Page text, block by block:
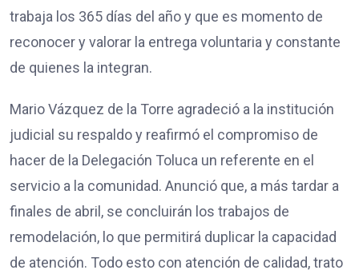
trabaja los 365 días del año y que es momento de
reconocer y valorar la entrega voluntaria y constante
de quienes la integran.
Mario Vázquez de la Torre agradeció a la institución
judicial su respaldo y reafirmó el compromiso de
hacer de la Delegación Toluca un referente en el
servicio a la comunidad. Anunció que, a más tardar a
finales de abril, se concluirán los trabajos de
remodelación, lo que permitirá duplicar la capacidad
de atención. Todo esto con atención de calidad, trato